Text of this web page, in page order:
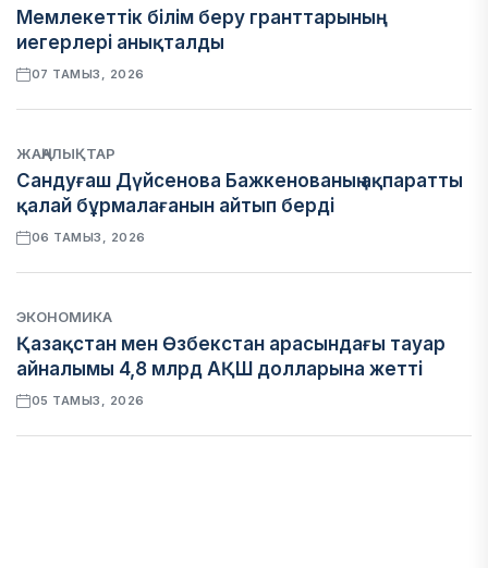
Мемлекеттік білім беру гранттарының
иегерлері анықталды
07 ТАМЫЗ, 2026
ЖАҢАЛЫҚТАР
Сандуғаш Дүйсенова Бажкенованың ақпаратты
қалай бұрмалағанын айтып берді
06 ТАМЫЗ, 2026
ЭКОНОМИКА
Қазақстан мен Өзбекстан арасындағы тауар
айналымы 4,8 млрд АҚШ долларына жетті
05 ТАМЫЗ, 2026